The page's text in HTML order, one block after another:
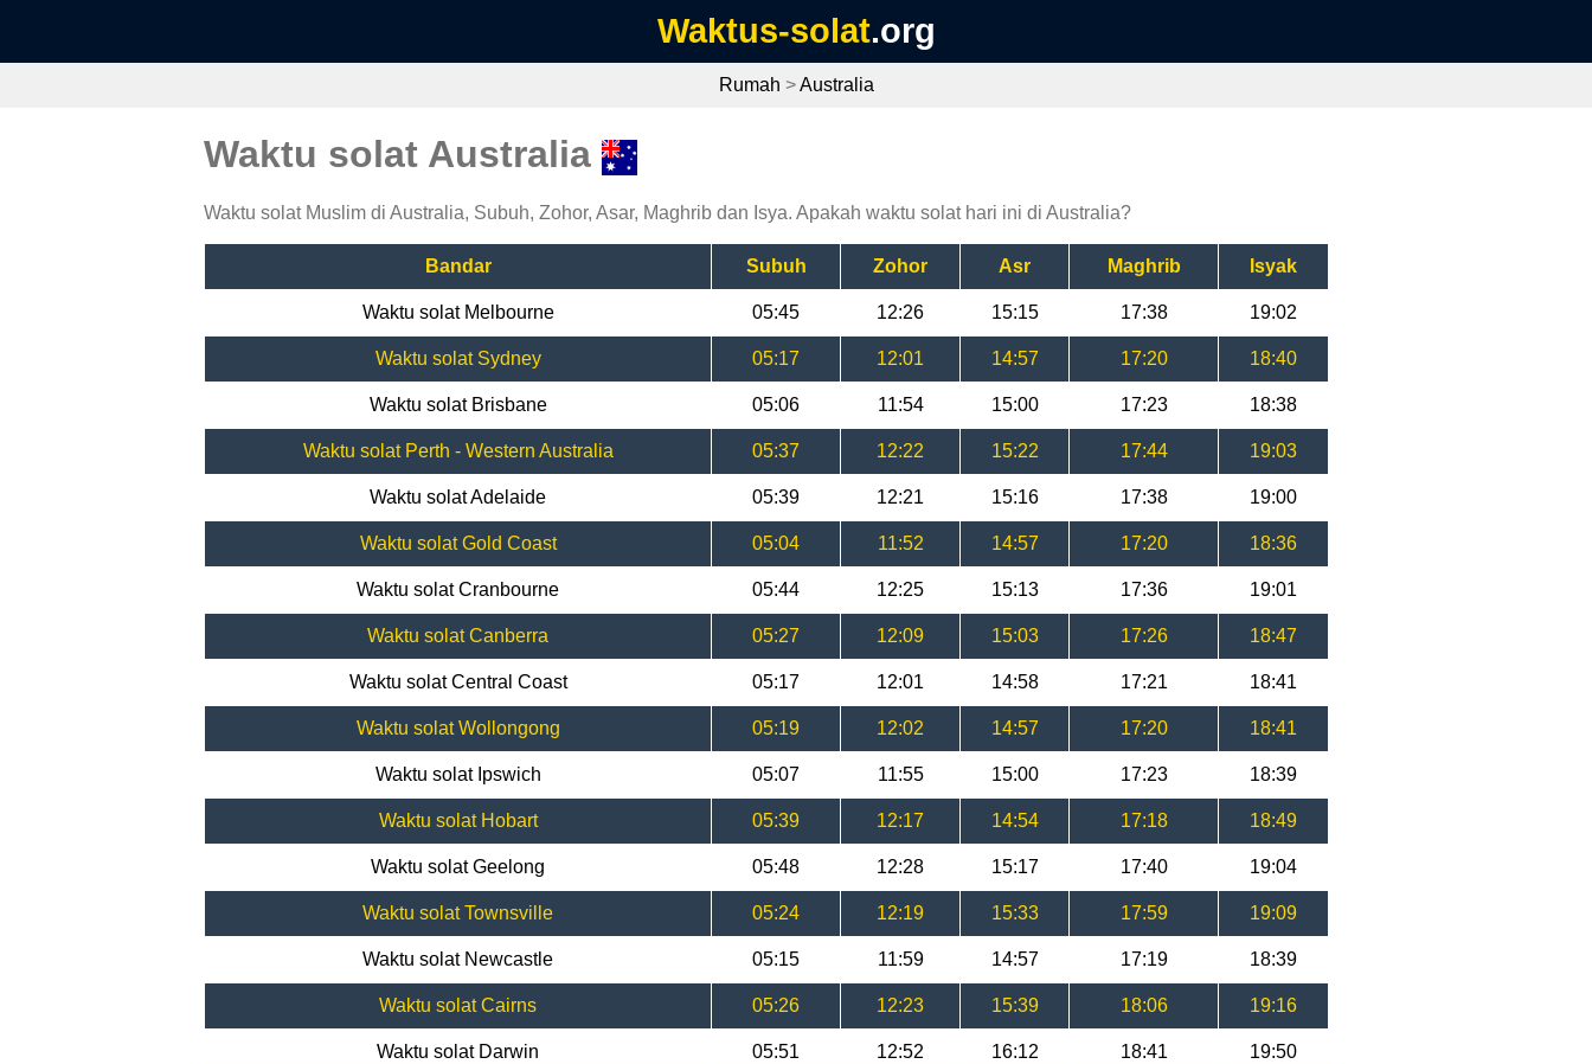
Waktus-solat.org
Rumah >Australia
Waktu solat Australia
Waktu solat Muslim di Australia, Subuh, Zohor, Asar, Maghrib dan Isya. Apakah waktu solat hari ini di Australia?
Bandar Subuh Zohor Asr Maghrib Isyak
Waktu solat Melbourne 05:45 12:26 15:15 17:38 19:02
Waktu solat Sydney 05:17 12:01 14:57 17:20 18:40
Waktu solat Brisbane 05:06 11:54 15:00 17:23 18:38
Waktu solat Perth - Western Australia 05:37 12:22 15:22 17:44 19:03
Waktu solat Adelaide 05:39 12:21 15:16 17:38 19:00
Waktu solat Gold Coast 05:04 11:52 14:57 17:20 18:36
Waktu solat Cranbourne 05:44 12:25 15:13 17:36 19:01
Waktu solat Canberra 05:27 12:09 15:03 17:26 18:47
Waktu solat Central Coast 05:17 12:01 14:58 17:21 18:41
Waktu solat Wollongong 05:19 12:02 14:57 17:20 18:41
Waktu solat Ipswich 05:07 11:55 15:00 17:23 18:39
Waktu solat Hobart 05:39 12:17 14:54 17:18 18:49
Waktu solat Geelong 05:48 12:28 15:17 17:40 19:04
Waktu solat Townsville 05:24 12:19 15:33 17:59 19:09
Waktu solat Newcastle 05:15 11:59 14:57 17:19 18:39
Waktu solat Cairns 05:26 12:23 15:39 18:06 19:16
Waktu solat Darwin 05:51 12:52 16:12 18:41 19:50